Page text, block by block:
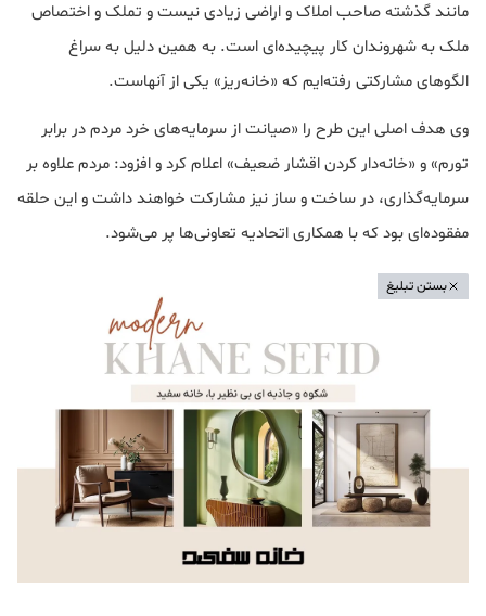
مانند گذشته صاحب املاک و اراضی زیادی نیست و تملک و اختصاص
ملک به شهروندان کار پیچیده‌ای است. به همین دلیل به سراغ
الگوهای مشارکتی رفته‌ایم که «خانه‌ریز» یکی از آنهاست.
وی هدف اصلی این طرح را «صیانت از سرمایه‌های خرد مردم در برابر
تورم» و «خانه‌دار کردن اقشار ضعیف» اعلام کرد و افزود: مردم علاوه بر
سرمایه‌گذاری، در ساخت و ساز نیز مشارکت خواهند داشت و این حلقه
مفقوده‌ای بود که با همکاری اتحادیه تعاونی‌ها پر می‌شود.
بستن تبلیغ